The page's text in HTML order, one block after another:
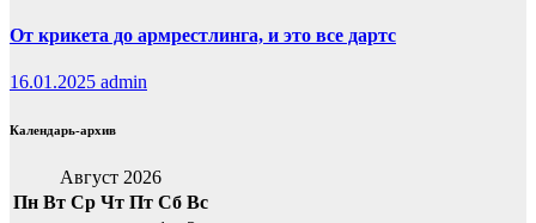
От крикета до армрестлинга, и это все дартс
16.01.2025 admin
Календарь-архив
Август 2026
Пн Вт Ср Чт Пт Сб Вс